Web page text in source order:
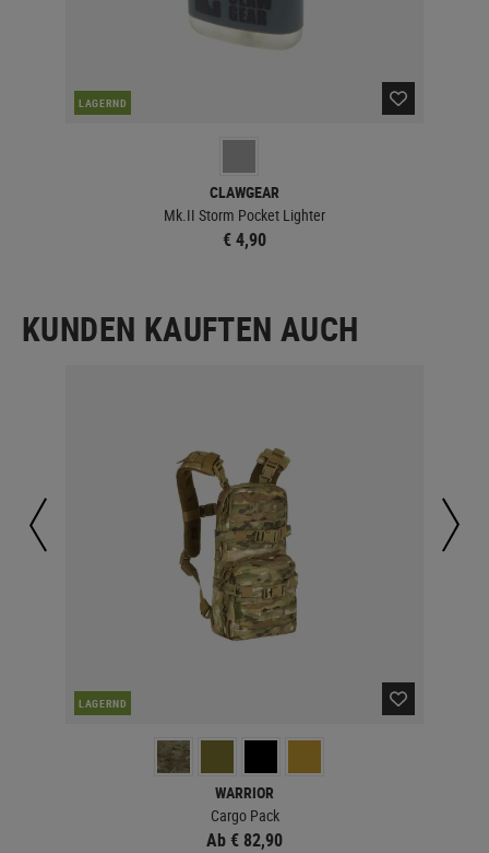
LAGERND
CLAWGEAR
Mk.II Storm Pocket Lighter
€ 4,90
KUNDEN KAUFTEN AUCH
LAGERND
WARRIOR
Cargo Pack
Ab € 82,90